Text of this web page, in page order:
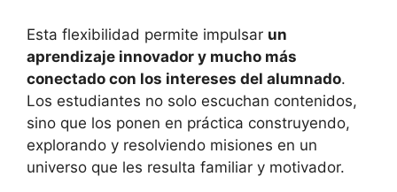
Esta flexibilidad permite impulsar un
aprendizaje innovador y mucho más
conectado con los intereses del alumnado.
Los estudiantes no solo escuchan contenidos,
sino que los ponen en práctica construyendo,
explorando y resolviendo misiones en un
universo que les resulta familiar y motivador.